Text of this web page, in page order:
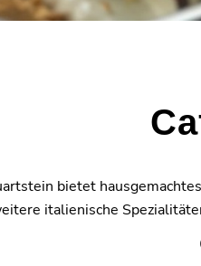
bietet
italienische